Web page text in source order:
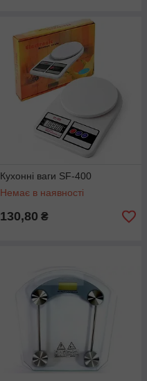
Кухонні ваги SF-400
Немає в наявності
130,80 ₴